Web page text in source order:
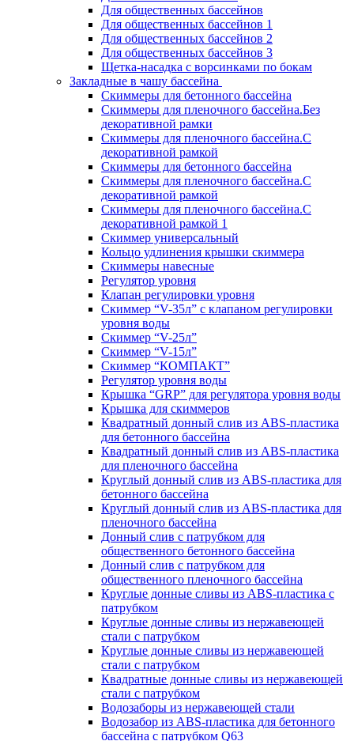
Для общественных бассейнов
Для общественных бассейнов 1
Для общественных бассейнов 2
Для общественных бассейнов 3
Щетка-насадка с ворсинками по бокам
Закладные в чашу бассейна
Скиммеры для бетонного бассейна
Скиммеры для пленочного бассейна.Без
декоративной рамки
Скиммеры для пленочного бассейна.С
декоративной рамкой
Скиммеры для бетонного бассейна
Скиммеры для пленочного бассейна.С
декоративной рамкой
Скиммеры для пленочного бассейна.С
декоративной рамкой 1
Скиммер универсальный
Кольцо удлинения крышки скиммера
Скиммеры навесные
Регулятор уровня
Клапан регулировки уровня
Скиммер “V-35л” с клапаном регулировки
уровня воды
Скиммер “V-25л”
Скиммер “V-15л”
Скиммер “КОМПАКТ”
Регулятор уровня воды
Крышка “GRP” для регулятора уровня воды
Крышка для скиммеров
Квадратный донный слив из ABS-пластика
для бетонного бассейна
Квадратный донный слив из ABS-пластика
для пленочного бассейна
Круглый донный слив из ABS-пластика для
бетонного бассейна
Круглый донный слив из ABS-пластика для
пленочного бассейна
Донный слив с патрубком для
общественного бетонного бассейна
Донный слив с патрубком для
общественного пленочного бассейна
Круглые донные сливы из ABS-пластика с
патрубком
Круглые донные сливы из нержавеющей
стали с патрубком
Круглые донные сливы из нержавеющей
стали с патрубком
Квадратные донные сливы из нержавеющей
стали с патрубком
Водозаборы из нержавеющей стали
Водозабор из ABS-пластика для бетонного
бассейна с патрубком Q63